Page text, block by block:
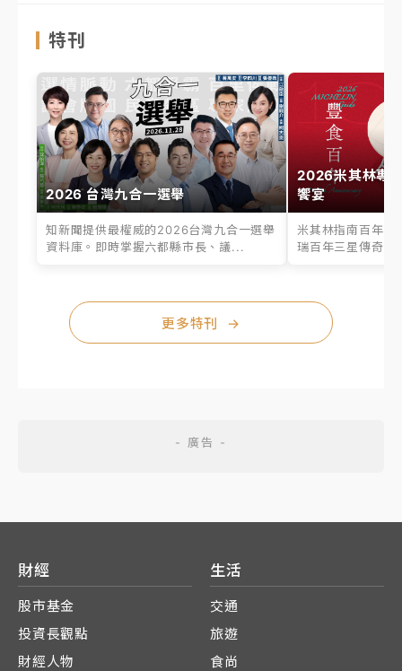
特刊
2026 台灣九合一選舉
知新聞提供最權威的2026台灣九合一選舉
資料庫。即時掌握六都縣市長、議...
2026米其林專
饗宴
米其林指南百年之
瑞百年三星傳奇、
更多特刊 →
財經
股市基金
投資長觀點
財經人物
生活
交通
旅遊
食尚